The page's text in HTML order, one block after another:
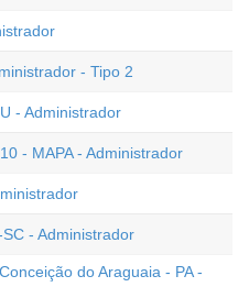
- Tipo 2
- Administrador
- MAPA - Administrador
- Administrador
do Araguaia - PA -